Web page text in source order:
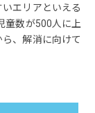
エリアといえる
童数が500人に上
、解消に向けて